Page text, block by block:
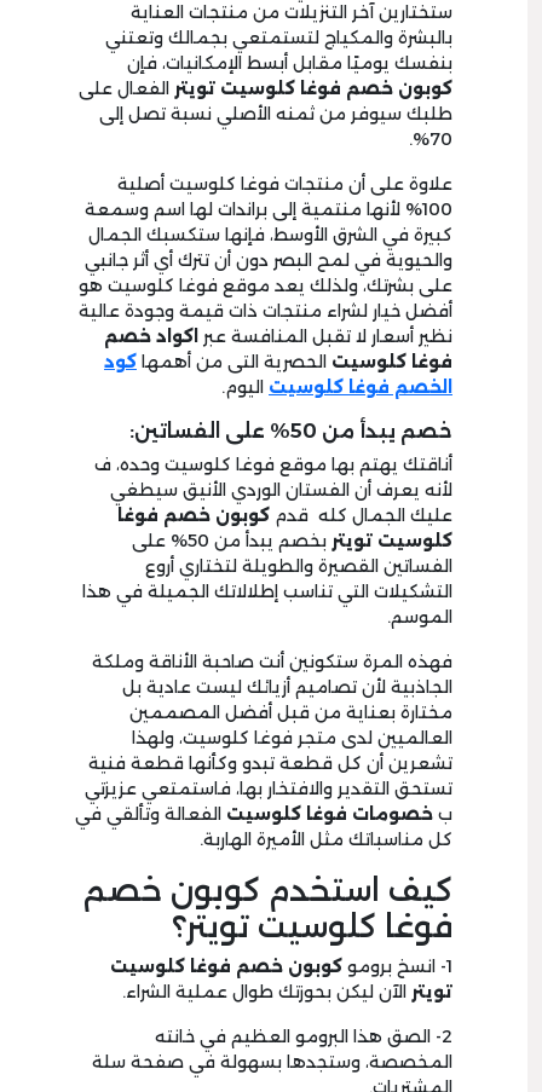
ستختارين آخر التنزيلات من منتجات العناية
بالبشرة والمكياج لتستمتعي بجمالك وتعتني
بنفسك يوميًا مقابل أبسط الإمكانيات، فإن
كوبون خصم فوغا كلوسيت تويتر الفعال على
طلبك سيوفر من ثمنه الأصلي نسبة تصل إلى
70%.
علاوة على أن منتجات فوغا كلوسيت أصلية
100% لأنها منتمية إلى براندات لها اسم وسمعة
كبيرة في الشرق الأوسط، فإنها ستكسبك الجمال
والحيوية في لمح البصر دون أن تترك أي أثر جانبي
على بشرتك، ولذلك يعد موقع فوغا كلوسيت هو
أفضل خيار لشراء منتجات ذات قيمة وجودة عالية
نظير أسعار لا تقبل المنافسة عبر اكواد خصم
فوغا كلوسيت الحصرية التى من أهمها كود
الخصم فوغا كلوسيت اليوم.
خصم يبدأ من 50% على الفساتين:
أناقتك يهتم بها موقع فوغا كلوسيت وحده، ف
لأنه يعرف أن الفستان الوردي الأنيق سيطغي
عليك الجمال كله قدم كوبون خصم فوغا
كلوسيت تويتر
بخصم يبدأ من 50% على
الفساتين القصيرة والطويلة لتختاري أروع
التشكيلات التي تناسب إطلالاتك الجميلة في هذا
الموسم.
فهذه المرة ستكونين أنت صاحبة الأناقة وملكة
الجاذبية لأن تصاميم أزيائك ليست عادية بل
مختارة بعناية من قبل أفضل المصممين
العالميين لدى متجر فوغا كلوسيت، ولهذا
تشعرين أن كل قطعة تبدو وكأنها قطعة فنية
تستحق التقدير والافتخار بها، فاستمتعي عزيزتي
ب خصومات فوغا كلوسيت الفعالة وتألقي في
كل مناسباتك مثل الأميرة الهاربة.
كيف استخدم كوبون خصم
فوغا كلوسيت تويتر؟
1- انسخ برومو
كوبون خصم فوغا كلوسيت
تويتر الآن ليكن بحوزتك طوال عملية الشراء.
2- الصق هذا البرومو العظيم في خانته
المخصصة، وستجدها بسهولة في صفحة سلة
المشتريات.